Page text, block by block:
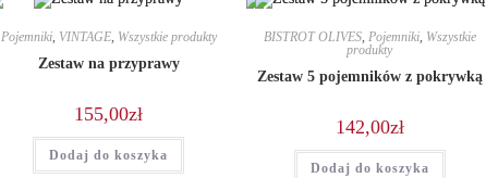
Pojemniki, VINTAGE, Wszystkie produkty
Zestaw na przyprawy
155,00zł
Dodaj do koszyka
BISTROT OLIVES, Pojemniki, Wszystkie
produkty
Zestaw 5 pojemników z pokrywką
142,00zł
Dodaj do koszyka